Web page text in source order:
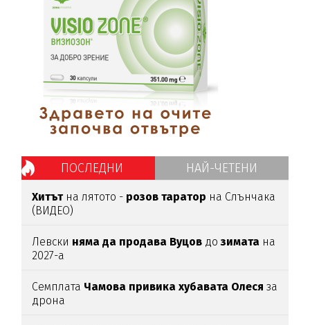
ПОСЛЕДНИ НАЙ-ЧЕТЕНИ
Хитътна лятото - розов таратор на Слънчака
(ВИДЕО)
Левски няма да продава Вуцов дозимата на
2027-а
Семплата Чамова привика хубавата Олеся за
дрона